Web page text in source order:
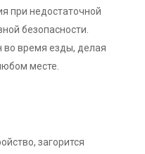
при недостаточной
безопасности.
во время езды, делая
месте.
загорится